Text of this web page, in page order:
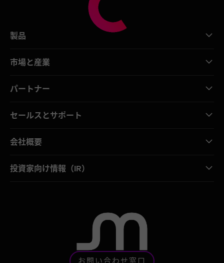
製品
市場と産業
パートナー
セールスとサポート
会社概要
投資家向け情報（IR）
お問い合わせ窓口